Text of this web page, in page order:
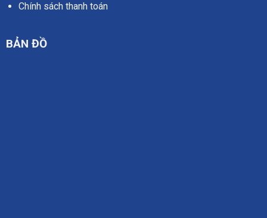
Chính sách thanh toán
BẢN ĐỒ